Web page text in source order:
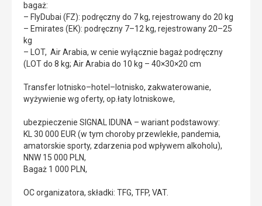
bagaż:
– FlyDubai (FZ): podręczny do 7 kg, rejestrowany do 20 kg
– Emirates (EK): podręczny 7–12 kg, rejestrowany 20–25
kg
– LOT, Air Arabia, w cenie wyłącznie bagaż podręczny
(LOT do 8 kg; Air Arabia do 10 kg – 40×30×20 cm
Transfer lotnisko–hotel–lotnisko, zakwaterowanie,
wyżywienie wg oferty, op.łaty lotniskowe,
ubezpieczenie SIGNAL IDUNA – wariant podstawowy:
KL 30 000 EUR (w tym choroby przewlekłe, pandemia,
amatorskie sporty, zdarzenia pod wpływem alkoholu),
NNW 15 000 PLN,
Bagaż 1 000 PLN,
OC organizatora, składki: TFG, TFP, VAT.